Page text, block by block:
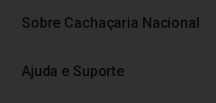
Sobre Cachaçaria Nacional
Ajuda e Suporte